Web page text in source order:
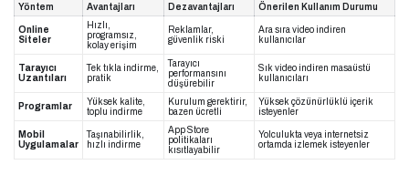
Yöntem Avantajları Dezavantajları Önerilen Kullanım Durumu
Online
Siteler
Hızlı,
programsız,
kolay erişim
Reklamlar,
güvenlik riski
Ara sıra video indiren
kullanıcılar
Tarayıcı
Uzantıları
Tek tıkla indirme,
pratik
Tarayıcı
performansını
düşürebilir
Sık video indiren masaüstü
kullanıcıları
Programlar
Yüksek kalite,
toplu indirme
Kurulum gerektirir,
bazen ücretli
Yüksek çözünürlüklü içerik
isteyenler
Mobil
Uygulamalar
Taşınabilirlik,
hızlı indirme
App Store
politikaları
kısıtlayabilir
Yolculukta veya internetsiz
ortamda izlemek isteyenler